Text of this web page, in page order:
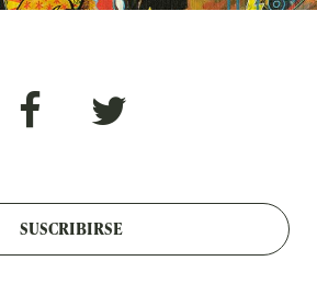
SUSCRIBIRSE